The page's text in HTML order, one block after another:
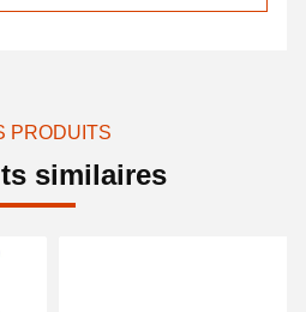
PRODUITS
similaires